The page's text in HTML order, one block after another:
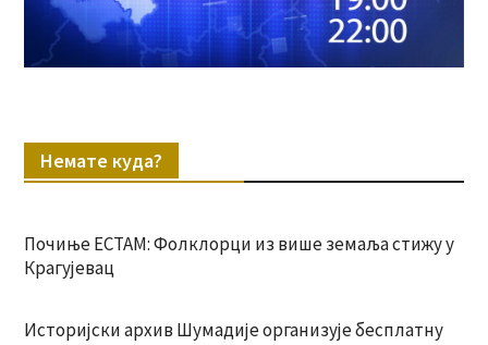
Немате куда?
Почиње ЕСТАМ: Фолклорци из више земаља стижу у
Крагујевац
Историјски архив Шумадије организује бесплатну